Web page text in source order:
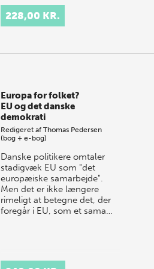
228,00 KR.
Europa for folket?
EU og det danske
demokrati
Redigeret afThomas Pedersen
(bog + e-bog)
Danske politikere omtaler
stadigvæk EU som "det
europæiske samarbejde".
Men det er ikke længere
rimeligt at betegne det, der
foregår i EU, som et sama…